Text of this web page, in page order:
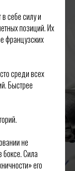
себе силу и
позиций. Их
французских
среди всех
Быстрее
не
боксе. Сила
его